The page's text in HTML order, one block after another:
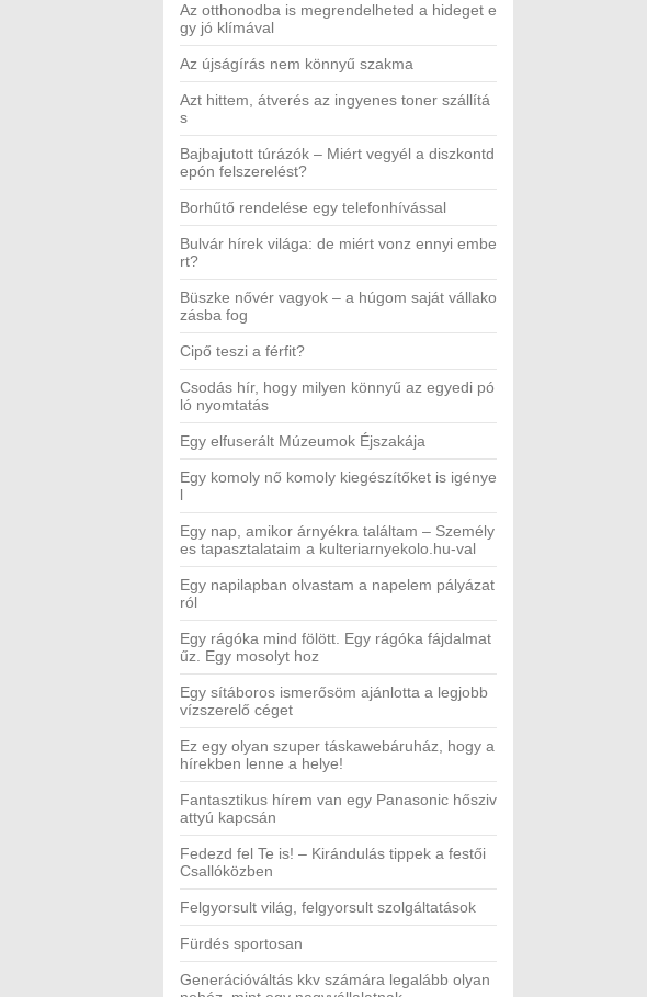
Az otthonodba is megrendelheted a hideget e
gy jó klímával
Az újságírás nem könnyű szakma
Azt hittem, átverés az ingyenes toner szállítá
s
Bajbajutott túrázók – Miért vegyél a diszkontd
epón felszerelést?
Borhűtő rendelése egy telefonhívással
Bulvár hírek világa: de miért vonz ennyi embe
rt?
Büszke nővér vagyok – a húgom saját vállako
zásba fog
Cipő teszi a férfit?
Csodás hír, hogy milyen könnyű az egyedi pó
ló nyomtatás
Egy elfuserált Múzeumok Éjszakája
Egy komoly nő komoly kiegészítőket is igénye
l
Egy nap, amikor árnyékra találtam – Személy
es tapasztalataim a kulteriarnyekolo.hu-val
Egy napilapban olvastam a napelem pályázat
ról
Egy rágóka mind fölött. Egy rágóka fájdalmat
űz. Egy mosolyt hoz
Egy sítáboros ismerősöm ajánlotta a legjobb
vízszerelő céget
Ez egy olyan szuper táskawebáruház, hogy a
hírekben lenne a helye!
Fantasztikus hírem van egy Panasonic hősziv
attyú kapcsán
Fedezd fel Te is! – Kirándulás tippek a festői
Csallóközben
Felgyorsult világ, felgyorsult szolgáltatások
Fürdés sportosan
Generációváltás kkv számára legalább olyan